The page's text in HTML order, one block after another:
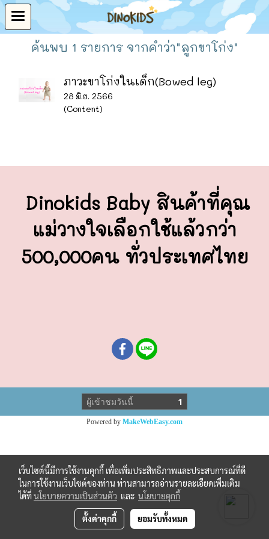
ค้นพบ 1 รายการ จากคำว่า"ลูกขาโก่ง"
ภาวะขาโก่งในเด็ก(Bowed leg)
28 มิ.ย. 2566
(Content)
Dinokids Baby สินค้าที่คุณ
แม่วางใจเลือกใช้แล้วกว่า
500,000คน ทั่วประเทศไทย
ผู้เข้าชมวันนี้ 1
Powered by MakeWebEasy.com
เว็บไซต์นี้มีการใช้งานคุกกี้ เพื่อเพิ่มประสิทธิภาพและประสบการณ์ที่ดี
ในการใช้งานเว็บไซต์ของท่าน ท่านสามารถอ่านรายละเอียดเพิ่มเติม
ได้ที่นโยบายความเป็นส่วนตัว และ นโยบายคุกกี้
ตั้งค่าคุกกี้ ยอมรับทั้งหมด